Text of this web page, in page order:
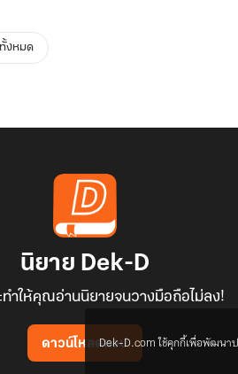
งหมด
นิยาย Dek-D
ำให้คุณอ่านนิยายจนวางมือถือไม่ลง!
ดาวน์โหลดแอปDek-D.com ใช้คุกกี้เพื่อพัฒนา